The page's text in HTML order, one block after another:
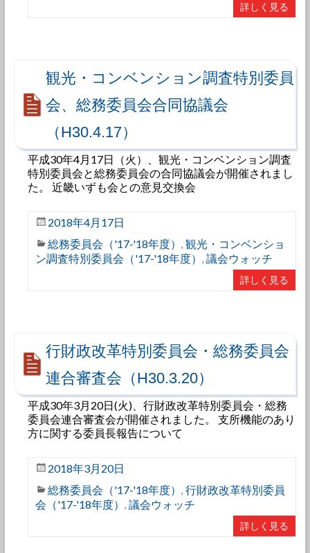
詳しく見る
観光・コンベンション調査特別委員
会、総務委員会合同協議会
（H30.4.17）
平成30年4月17日（火）、観光・コンベンション調査
特別委員会と総務委員会の合同協議会が開催されまし
た。 近畿いずも会との意見交換会
2018年4月17日
総務委員会（'17-'18年度） , 観光・コンベンショ
ン調査特別委員会（'17-'18年度） , 議会ウォッチ
詳しく見る
行財政改革特別委員会・総務委員会
連合審査会（H30.3.20）
平成30年3月20日(火)、行財政改革特別委員会・総務
委員会連合審査会が開催されました。 支所機能のあり
方に関する委員長報告について
2018年3月20日
総務委員会（'17-'18年度） , 行財政改革特別委員
会（'17-'18年度） , 議会ウォッチ
詳しく見る